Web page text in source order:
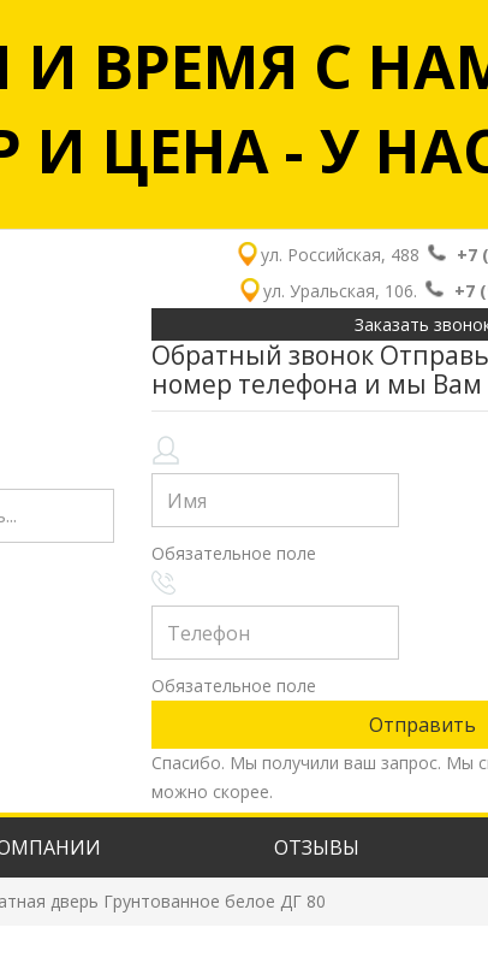
ВРЕМЯ С
ЦЕНА - У
ул. Российская, 488
+7
ул. Уральская, 106.
+7
Заказать
Обратный звонок
номер телефона и мы
Обязательное поле
Обязательное поле
Спасибо. Мы получили ваш запрос. Мы
можно скорее.
ОТЗЫВЫ
дверь Грунтованное белое ДГ 80